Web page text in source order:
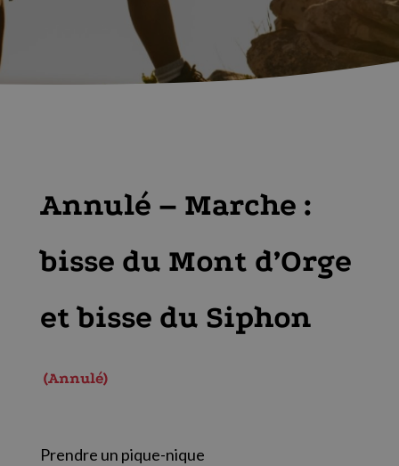
Annulé – Marche :
bisse du Mont d’Orge
et bisse du Siphon
Annulé
Prendre un pique-nique